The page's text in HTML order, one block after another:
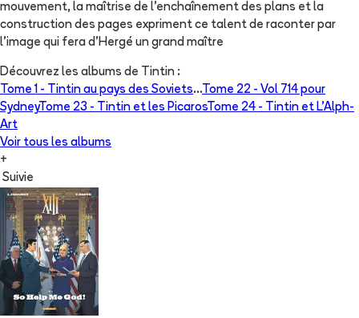
mouvement, la maîtrise de l'enchaînement des plans et la
construction des pages expriment ce talent de raconter par
l'image qui fera d'Hergé un grand maître
Découvrez les albums de Tintin :
Tome 1 - Tintin au pays des Soviets...Tome 22 - Vol 714 pour
SydneyTome 23 - Tintin et les PicarosTome 24 - Tintin et L'Alph-
Art
Voir tous les albums
+
Suivie